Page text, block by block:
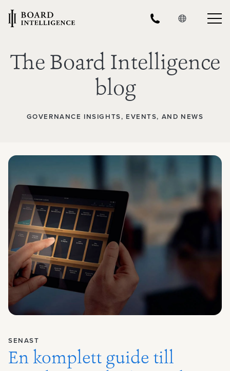
The Board Intelligence
blog
GOVERNANCE INSIGHTS, EVENTS, AND NEWS
SENAST
En komplett guide till